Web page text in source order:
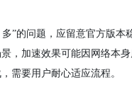
”的问题，应留意官方版本
，加速效果可能因网络本身
需要用户耐心适应流程。